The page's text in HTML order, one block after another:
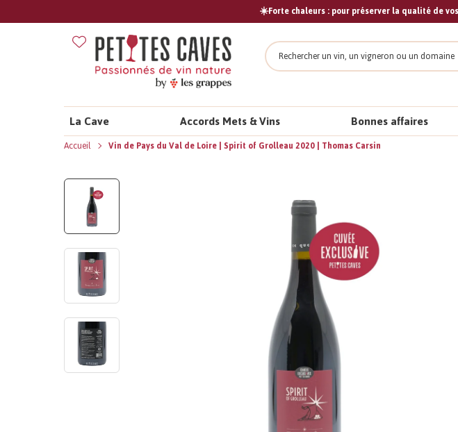
☀️Forte chaleurs : pour préserver la qualité de
Rechercher
La Cave Accords Mets & Vins Bonnes affaires
Accueil
Vin de Pays du Val de Loire | Spirit of Grolleau 2020 | Thomas Carsin